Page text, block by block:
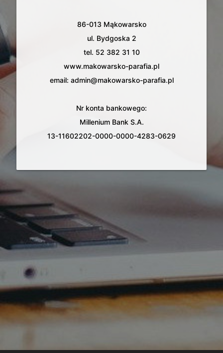
86-013 Mąkowarsko
ul. Bydgoska 2
tel. 52 382 31 10
www.makowarsko-parafia.pl
email: admin@makowarsko-parafia.pl
Nr konta bankowego:
Millenium Bank S.A.
13-11602202-0000-0000-4283-0629